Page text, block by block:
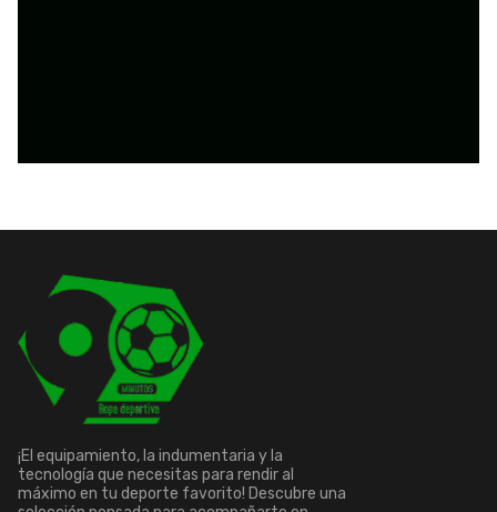
¡El equipamiento, la indumentaria y la
tecnología que necesitas para rendir al
máximo en tu deporte favorito! Descubre una